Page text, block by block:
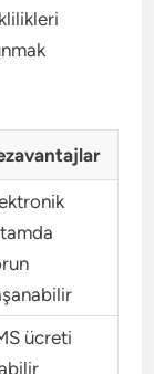
ücreti